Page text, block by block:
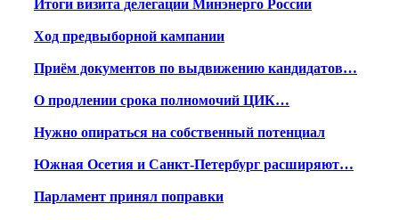
Итоги визита делегации Минэнерго России
Ход предвыборной кампании
Приём документов по выдвижению кандидатов…
О продлении срока полномочий ЦИК…
Нужно опираться на собственный потенциал
Южная Осетия и Санкт-Петербург расширяют…
Парламент принял поправки